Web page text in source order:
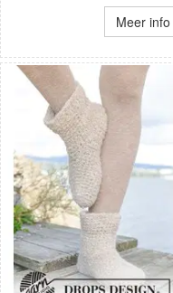
Meer info